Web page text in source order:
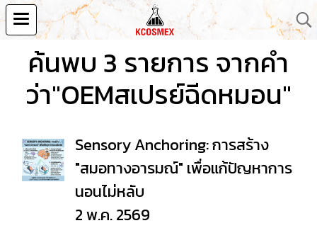
ค้นพบ 3 รายการ จากคำ
ว่า"OEMสเปรย์ฉีดหมอน"
Sensory Anchoring: การสร้าง
"สมอทางอารมณ์" เพื่อแก้ปัญหาการ
นอนไม่หลับ
2 พ.ค. 2569